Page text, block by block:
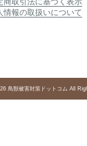
情報の取扱いについて
鳥獣被害対策ドットコム All